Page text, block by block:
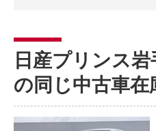
日産プリンス
の同じ中古車在